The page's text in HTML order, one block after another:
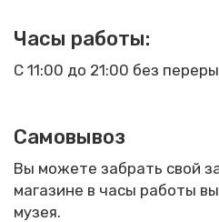
Часы работы:
С 11:00 до 21:00 без
Самовывоз
Вы можете забрать свой
магазине в часы работы
музея.